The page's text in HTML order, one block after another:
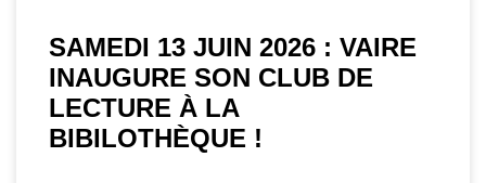
SAMEDI 13 JUIN 2026 : VAIRE
INAUGURE SON CLUB DE
LECTURE À LA
BIBILOTHÈQUE !